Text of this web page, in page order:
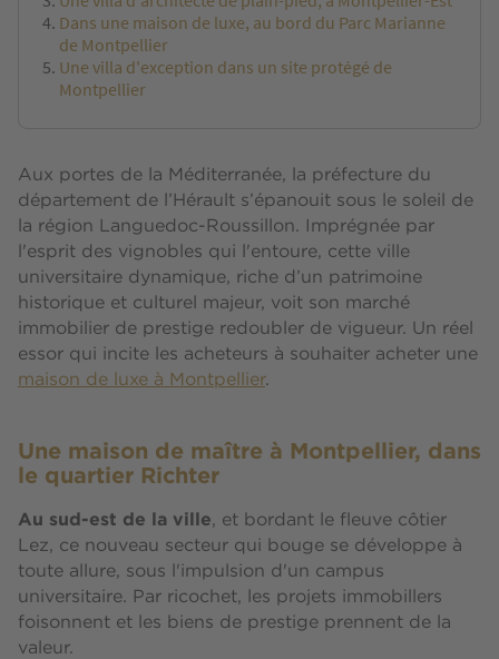
Dans une maison de luxe, au bord du Parc Marianne
de Montpellier
Une villa d'exception dans un site protégé de
Montpellier
Aux portes de la Méditerranée, la préfecture du
département de l’Hérault s’épanouit sous le soleil de
la région Languedoc-Roussillon. Imprégnée par
l'esprit des vignobles qui l'entoure, cette ville
universitaire dynamique, riche d’un patrimoine
historique et culturel majeur, voit son marché
immobilier de prestige redoubler de vigueur. Un réel
essor qui incite les acheteurs à souhaiter acheter une
maison de luxe à Montpellier.
Une maison de maître à Montpellier, dans
le quartier Richter
Au sud-est de la ville, et bordant le fleuve côtier
Lez, ce nouveau secteur qui bouge se développe à
toute allure, sous l'impulsion d'un campus
universitaire. Par ricochet, les projets immobillers
foisonnent et les biens de prestige prennent de la
valeur.